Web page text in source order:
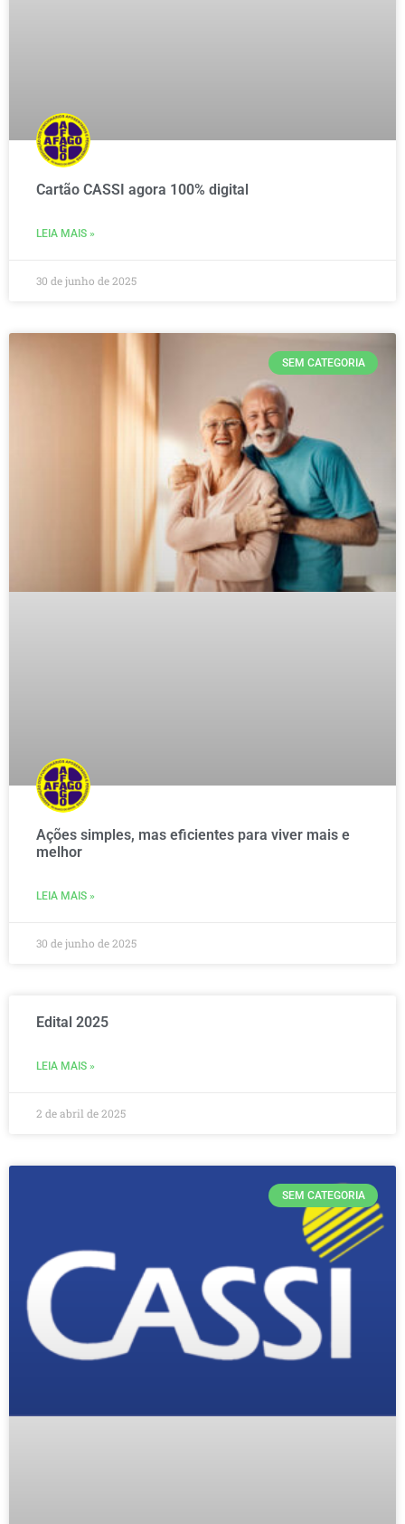
Cartão CASSI agora 100% digital
LEIA MAIS »
30 de junho de 2025
SEM CATEGORIA
Ações simples, mas eficientes para viver mais e
melhor
LEIA MAIS »
30 de junho de 2025
Edital 2025
LEIA MAIS »
2 de abril de 2025
SEM CATEGORIA